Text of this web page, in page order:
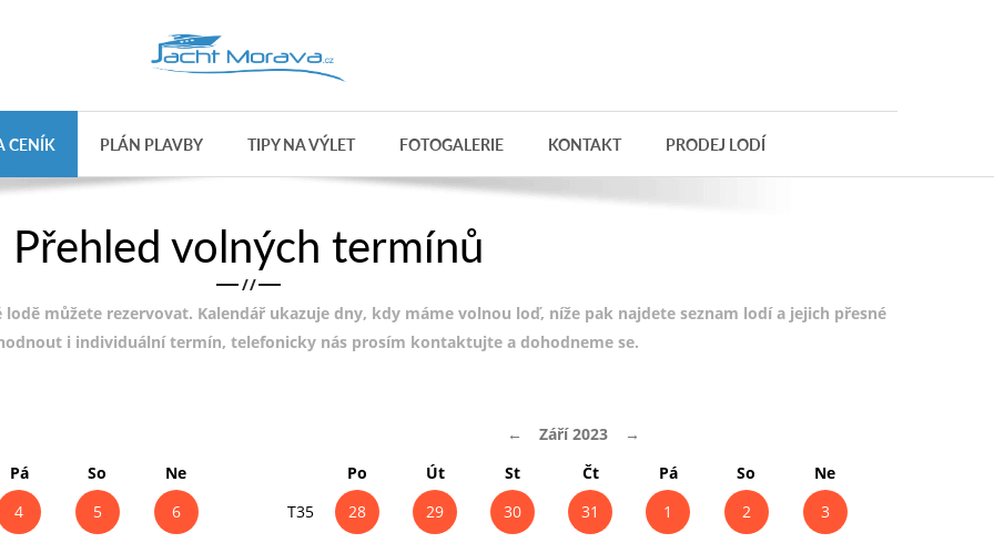
CENÍK PLÁN PLAVBY TIPY NA VÝLET FOTOGALERIE KONTAKT PRODEJ LODÍ
Přehled volných termínů
/ /
můžete rezervovat. Kalendář ukazuje dny, kdy máme volnou loď, níže pak najdete seznam lodí a jejich přesné
i individuální termín, telefonicky nás prosím kontaktujte a dohodneme se.
Pá So
Ne
4 5 6
← Září 2023
→
Po
Út St Čt Pá So
Ne
T35
28 29 30 31 1 2 3